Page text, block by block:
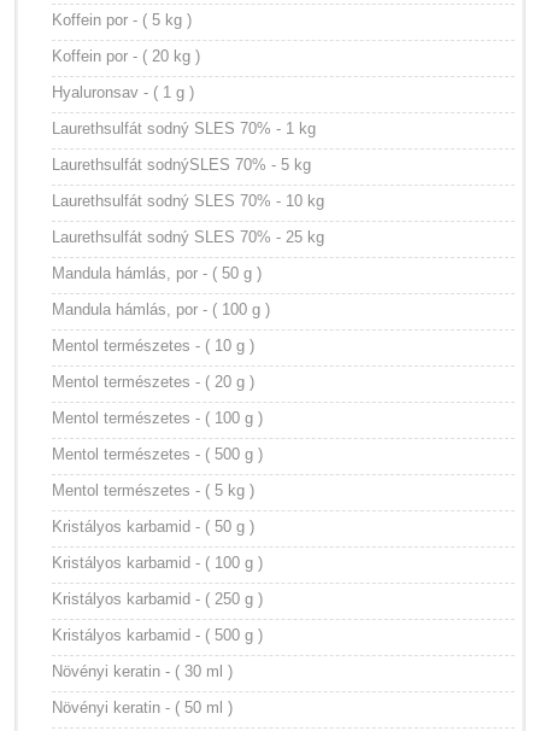
Koffein por - ( 5 kg )
Koffein por - ( 20 kg )
Hyaluronsav - ( 1 g )
Laurethsulfát sodný SLES 70% - 1 kg
Laurethsulfát sodnýSLES 70% - 5 kg
Laurethsulfát sodný SLES 70% - 10 kg
Laurethsulfát sodný SLES 70% - 25 kg
Mandula hámlás, por - ( 50 g )
Mandula hámlás, por - ( 100 g )
Mentol természetes - ( 10 g )
Mentol természetes - ( 20 g )
Mentol természetes - ( 100 g )
Mentol természetes - ( 500 g )
Mentol természetes - ( 5 kg )
Kristályos karbamid - ( 50 g )
Kristályos karbamid - ( 100 g )
Kristályos karbamid - ( 250 g )
Kristályos karbamid - ( 500 g )
Növényi keratin - ( 30 ml )
Növényi keratin - ( 50 ml )